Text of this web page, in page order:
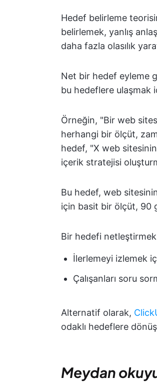
Hedef belirleme
belirlemek, yanlış
daha fazla olasılık
Net bir hedef eyleme
bu hedeflere ulaşmak
Örneğin, "Bir web
herhangi bir ölçüt,
hedef, "X web
içerik stratejisi
Bu hedef, web
için basit bir ölçüt, 90
Bir hedefi netleştirmek
İlerlemeyi izlemek
Çalışanları soru
Alternatif olarak,
odaklı hedeflere
Meydan